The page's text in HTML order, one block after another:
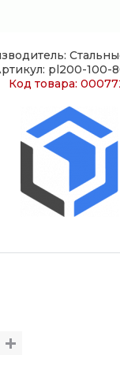
pl200-100-
Код товара: